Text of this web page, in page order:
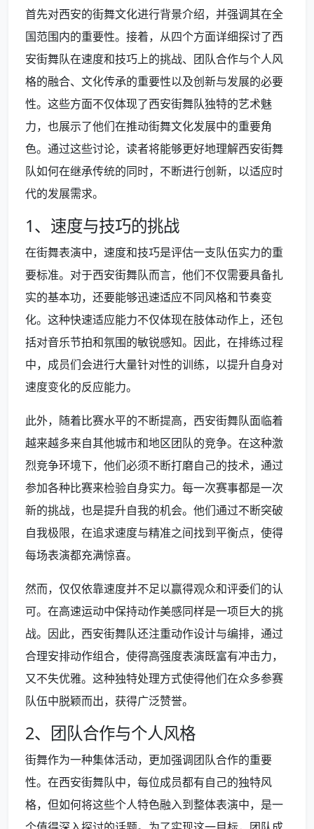
首先对西安的街舞文化进行背景介绍，并强调其在全
国范围内的重要性。接着，从四个方面详细探讨了西
安街舞队在速度和技巧上的挑战、团队合作与个人风
格的融合、文化传承的重要性以及创新与发展的必要
性。这些方面不仅体现了西安街舞队独特的艺术魅
力，也展示了他们在推动街舞文化发展中的重要角
色。通过这些讨论，读者将能够更好地理解西安街舞
队如何在继承传统的同时，不断进行创新，以适应时
代的发展需求。
1、速度与技巧的挑战
在街舞表演中，速度和技巧是评估一支队伍实力的重
要标准。对于西安街舞队而言，他们不仅需要具备扎
实的基本功，还要能够迅速适应不同风格和节奏变
化。这种快速适应能力不仅体现在肢体动作上，还包
括对音乐节拍和氛围的敏锐感知。因此，在排练过程
中，成员们会进行大量针对性的训练，以提升自身对
速度变化的反应能力。
此外，随着比赛水平的不断提高，西安街舞队面临着
越来越多来自其他城市和地区团队的竞争。在这种激
烈竞争环境下，他们必须不断打磨自己的技术，通过
参加各种比赛来检验自身实力。每一次赛事都是一次
新的挑战，也是提升自我的机会。他们通过不断突破
自我极限，在追求速度与精准之间找到平衡点，使得
每场表演都充满惊喜。
然而，仅仅依靠速度并不足以赢得观众和评委们的认
可。在高速运动中保持动作美感同样是一项巨大的挑
战。因此，西安街舞队还注重动作设计与编排，通过
合理安排动作组合，使得高强度表演既富有冲击力，
又不失优雅。这种独特处理方式使得他们在众多参赛
队伍中脱颖而出，获得广泛赞誉。
2、团队合作与个人风格
街舞作为一种集体活动，更加强调团队合作的重要
性。在西安街舞队中，每位成员都有自己的独特风
格，但如何将这些个人特色融入到整体表演中，是一